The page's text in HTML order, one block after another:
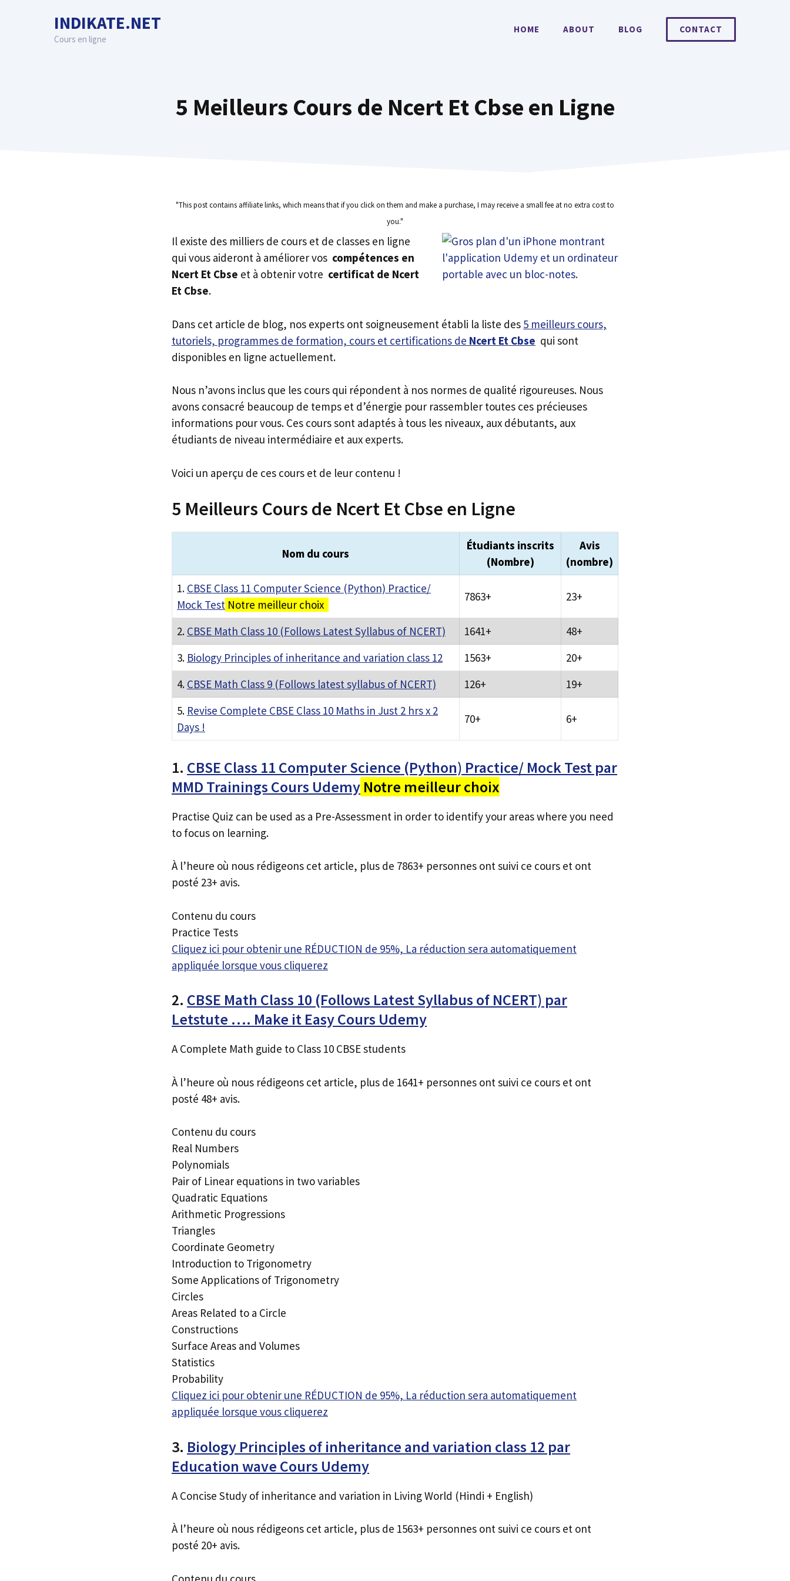
INDIKATE.NET
Cours en ligne
HOME ABOUT BLOG CONTACT
5 Meilleurs Cours de Ncert Et Cbse en Ligne
"This post contains affiliate links, which means that if you click on them and make a purchase, I may receive a small fee at no extra cost to
you."
Il existe des milliers de cours et de classes en ligne
qui vous aideront à améliorer vos compétences en
Ncert Et Cbse et à obtenir votre certificat de Ncert
Et Cbse.
Dans cet article de blog, nos experts ont soigneusement établi la liste des 5 meilleurs cours,
tutoriels, programmes de formation, cours et certifications de Ncert Et Cbse qui sont
disponibles en ligne actuellement.
Nous n’avons inclus que les cours qui répondent à nos normes de qualité rigoureuses. Nous
avons consacré beaucoup de temps et d’énergie pour rassembler toutes ces précieuses
informations pour vous. Ces cours sont adaptés à tous les niveaux, aux débutants, aux
étudiants de niveau intermédiaire et aux experts.
Voici un aperçu de ces cours et de leur contenu !
5 Meilleurs Cours de Ncert Et Cbse en Ligne
Nom du cours
Étudiants inscrits
(Nombre)
Avis
(nombre)
1. CBSE Class 11 Computer Science (Python) Practice/
Mock Test Notre meilleur choix
7863+ 23+
2. CBSE Math Class 10 (Follows Latest Syllabus of NCERT) 1641+
48+
3. Biology Principles of inheritance and variation class 12 1563+
20+
4. CBSE Math Class 9 (Follows latest syllabus of NCERT) 126+
19+
5. Revise Complete CBSE Class 10 Maths in Just 2 hrs x 2
Days !
70+ 6+
1. CBSE Class 11 Computer Science (Python) Practice/ Mock Test par
MMD Trainings Cours Udemy Notre meilleur choix
Practise Quiz can be used as a Pre-Assessment in order to identify your areas where you need
to focus on learning.
À l’heure où nous rédigeons cet article, plus de 7863+ personnes ont suivi ce cours et ont
posté 23+ avis.
Contenu du cours
Practice Tests
Cliquez ici pour obtenir une RÉDUCTION de 95%, La réduction sera automatiquement
appliquée lorsque vous cliquerez
2. CBSE Math Class 10 (Follows Latest Syllabus of NCERT) par
Letstute …. Make it Easy Cours Udemy
A Complete Math guide to Class 10 CBSE students
À l’heure où nous rédigeons cet article, plus de 1641+ personnes ont suivi ce cours et ont
posté 48+ avis.
Contenu du cours
Real Numbers
Polynomials
Pair of Linear equations in two variables
Quadratic Equations
Arithmetic Progressions
Triangles
Coordinate Geometry
Introduction to Trigonometry
Some Applications of Trigonometry
Circles
Areas Related to a Circle
Constructions
Surface Areas and Volumes
Statistics
Probability
Cliquez ici pour obtenir une RÉDUCTION de 95%, La réduction sera automatiquement
appliquée lorsque vous cliquerez
3. Biology Principles of inheritance and variation class 12 par
Education wave Cours Udemy
A Concise Study of inheritance and variation in Living World (Hindi + English)
À l’heure où nous rédigeons cet article, plus de 1563+ personnes ont suivi ce cours et ont
posté 20+ avis.